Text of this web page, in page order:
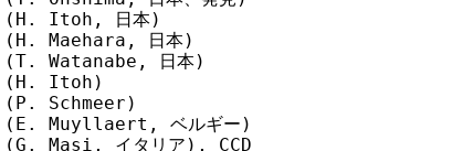
Itoh, 日本)
Maehara, 日本)
Watanabe, 日本)
Itoh)
Schmeer)
Muyllaert, ベルギー)
Masi, イタリア), CCD